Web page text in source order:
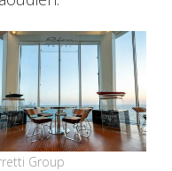
Group